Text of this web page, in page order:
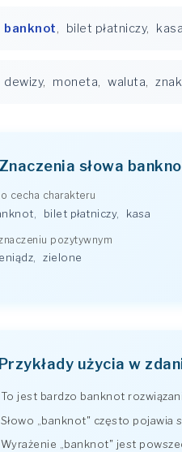
banknot, bilet płatniczy, kasa
dewizy, moneta, waluta,
słowa
cecha charakteru
bilet płatniczy, kasa
pozytywnym
, zielone
użycia w
To jest bardzo banknot
Słowo „banknot" często pojawia
Wyrażenie „banknot" jest